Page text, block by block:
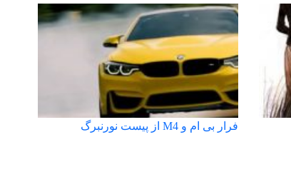
فرار بی ام و M4 از پیست نورنبرگ